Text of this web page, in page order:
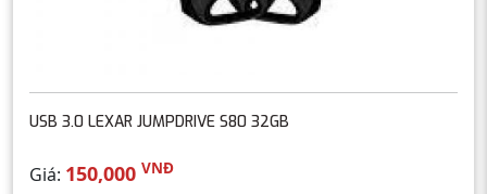
USB 3.0 LEXAR JUMPDRIVE S80 32GB
Giá: 150,000 VNĐ